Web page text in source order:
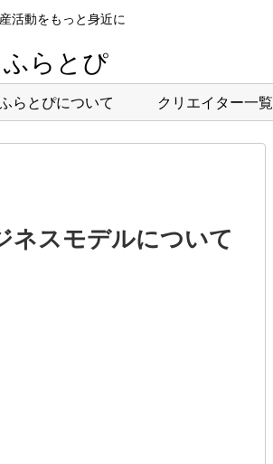
活動をもっと身近に
ふらとぴ
らとぴについて クリエイター一覧
ネスモデルについて